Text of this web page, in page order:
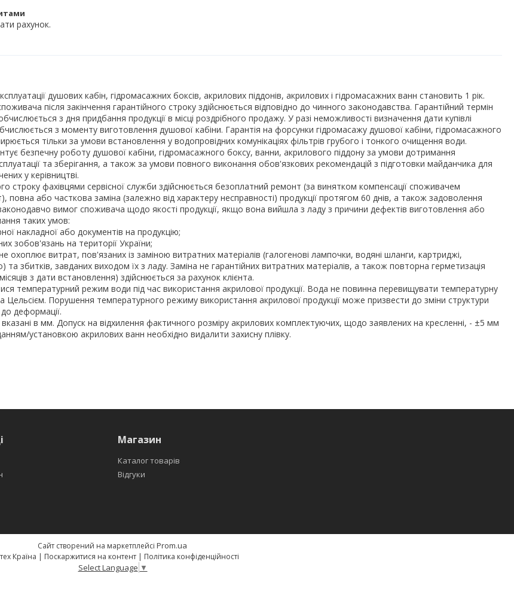
рахунок.
душових кабін, гідромасажних боксів, акрилових піддонів, акрилових і гідромасажних ванн становить 1 рік.
після закінчення гарантійного строку здійснюється відповідно до чинного законодавства. Гарантійний термін
з дня придбання продукції в місці роздрібного продажу. У разі неможливості визначення дати купівлі
з моменту виготовлення душової кабіни. Гарантія на форсунки гідромасажу душової кабіни, гідромасажного
тільки за умови встановлення у водопровідних комунікаціях фільтрів грубого і тонкого очищення води.
безпечну роботу душової кабіни, гідромасажного боксу, ванни, акрилового піддону за умови дотримання
та зберігання, а також за умови повного виконання обов'язкових рекомендацій з підготовки майданчика для
у керівництві.
строку фахівцями сервісної служби здійснюється безоплатний ремонт (за винятком компенсації споживачем
повна або часткова заміна (залежно від характеру несправності) продукції протягом 60 днів, а також задоволення
вимог споживача щодо якості продукції, якщо вона вийшла з ладу з причини дефектів виготовлення або
таких умов:
накладної або документів на продукцію;
зобов'язань на території України;
охоплює витрат, пов'язаних із заміною витратних матеріалів (галогенові лампочки, водяні шланги, картриджі,
та збитків, завданих виходом їх з ладу. Заміна не гарантійних витратних матеріалів, а також повторна герметизація
з дати встановлення) здійснюється за рахунок клієнта.
температурний режим води під час використання акрилової продукції. Вода не повинна перевищувати температурну
Цельсієм. Порушення температурного режиму використання акрилової продукції може призвести до зміни структури
деформації.
вказані в мм. Допуск на відхилення фактичного розміру акрилових комплектуючих, щодо заявлених на кресленні, - ±5 мм
установкою акрилових ванн необхідно видалити захисну плівку.
Магазин
Каталог товарів
Відгуки
Сайт створений на маркетплейсі Prom.ua
Сантех Країна | Поскаржитися на контент | Політика конфіденційності
Select Language ▼